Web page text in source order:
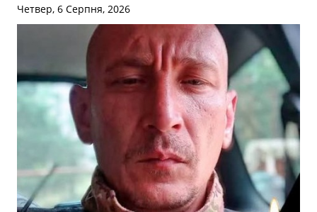
Четвер, 6 Серпня, 2026